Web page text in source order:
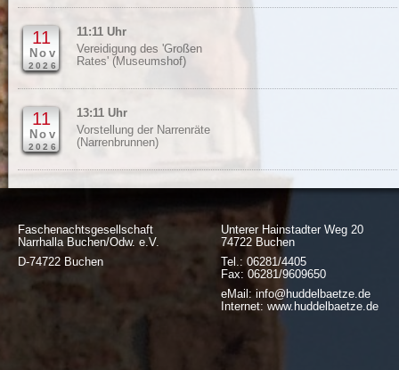
11
Nov
2026
11:11 Uhr
Vereidigung des 'Großen
Rates' (Museumshof)
11
Nov
2026
13:11 Uhr
Vorstellung der Narrenräte
(Narrenbrunnen)
Faschenachtsgesellschaft
Narrhalla Buchen/Odw. e.V.
D-74722 Buchen
Unterer Hainstadter Weg 20
74722 Buchen
Tel.: 06281/4405
Fax: 06281/9609650
eMail: info@huddelbaetze.de
Internet: www.huddelbaetze.de